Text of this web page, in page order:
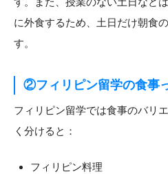
に外食するため、土日だけ朝食
す。
②フィリピン留学の食事
フィリピン留学では食事のバリ
く分けると：
フィリピン料理